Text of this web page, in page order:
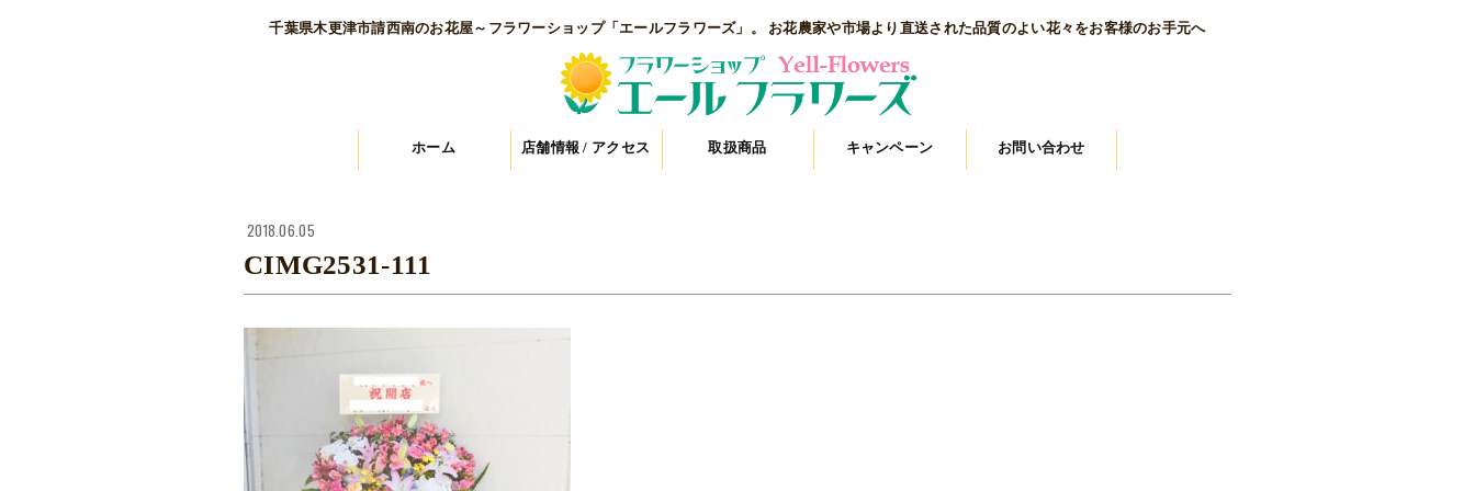
千葉県木更津市請西南のお花屋～フラワーショップ「エールフラワーズ」。 お花農家や市場より直送された品質のよい花々をお客様のお手元へ
ホーム 店舗情報 / アクセス 取扱商品 キャンペーン お問い合わせ
2018.06.05
CIMG2531-111